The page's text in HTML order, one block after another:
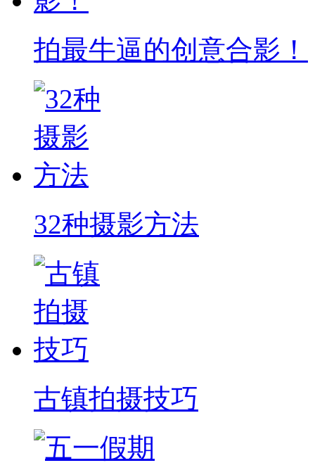
拍最牛逼的创意合影！
32种摄影方法
古镇拍摄技巧